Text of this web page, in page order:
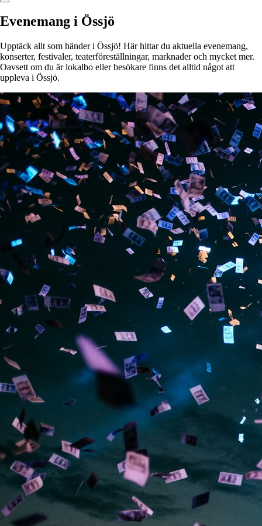
Evenemang i Össjö
Upptäck allt som händer i Össjö! Här hittar du aktuella evenemang,
konserter, festivaler, teaterföreställningar, marknader och mycket mer.
Oavsett om du är lokalbo eller besökare finns det alltid något att
uppleva i Össjö.